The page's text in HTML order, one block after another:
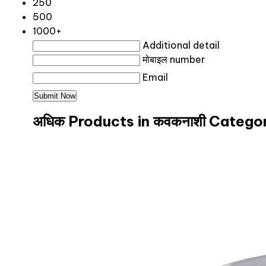
250
500
1000+
Additional detail
मोबाइल number
Email
अधिक Products in कवकनाशी